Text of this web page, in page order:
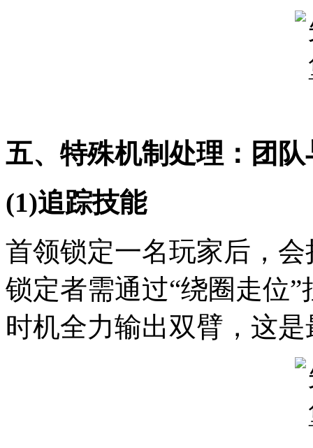
五、特殊机制处理：团
(1)追踪技能
首领锁定一名玩家后，
锁定者需通过“绕圈走位
时机全力输出双臂，这